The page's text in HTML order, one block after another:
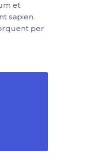
et
sapien.
per